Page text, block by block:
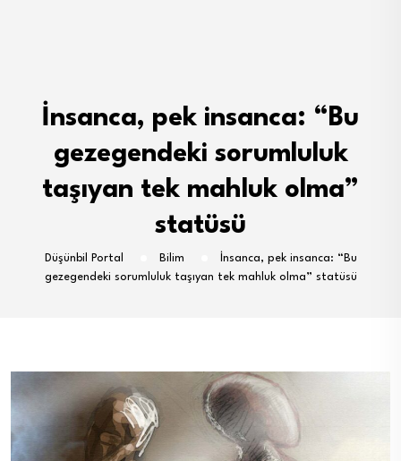
İnsanca, pek insanca: “Bu
gezegendeki sorumluluk
taşıyan tek mahluk olma”
statüsü
Düşünbil Portal Bilim
İnsanca, pek insanca: “Bu
gezegendeki sorumluluk taşıyan tek mahluk olma” statüsü